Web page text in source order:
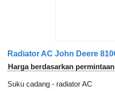
Harga berdasarkan permintaan
Suku cadang - radiator AC